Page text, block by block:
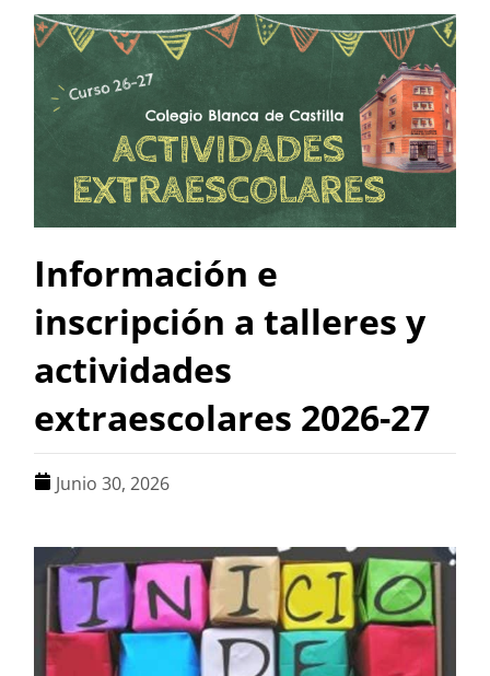
Información e
inscripción a talleres y
actividades
extraescolares 2026-27
Junio 30, 2026